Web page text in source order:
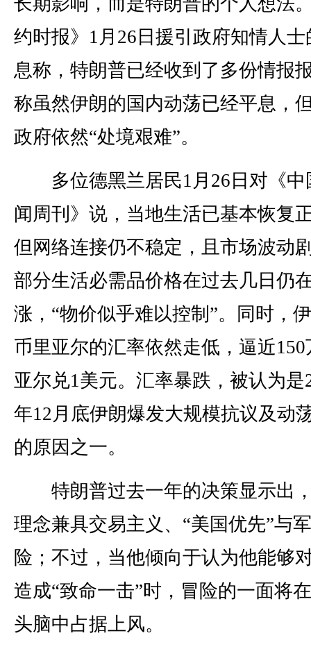
约时报》1月26日援引政府知情人士
息称，特朗普已经收到了多份情报
称虽然伊朗的国内动荡已经平息，
政府依然“处境艰难”。
多位德黑兰居民1月26日对《中
闻周刊》说，当地生活已基本恢复
但网络连接仍不稳定，且市场波动
部分生活必需品价格在过去几日仍
涨，“物价似乎难以控制”。同时，
币里亚尔的汇率依然走低，逼近150
亚尔兑1美元。汇率暴跌，被认为是
年12月底伊朗爆发大规模抗议及动
的原因之一。
特朗普过去一年的决策显示出
理念兼具交易主义、“美国优先”与
险；不过，当他倾向于认为他能够
造成“致命一击”时，冒险的一面将
头脑中占据上风。